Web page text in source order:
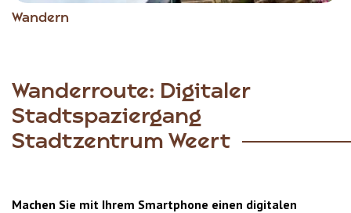
Wandern
Item
Wanderroute: Digitaler
Stadtspaziergang
Stadtzentrum Weert
Machen Sie mit Ihrem Smartphone einen digitalen